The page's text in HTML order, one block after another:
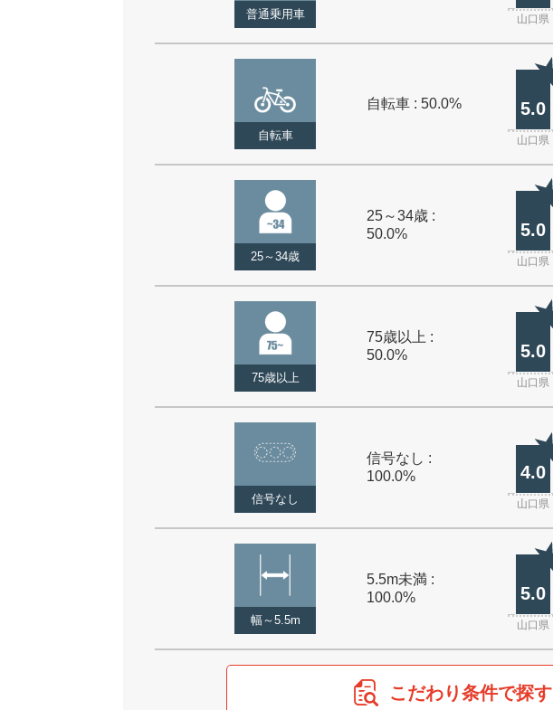
普通乗用車 山口県
自転車
自転車 : 50.0% 5.0
山口県
25～34歳
25～34歳 :
50.0%
5.0
山口県
75歳以上
75歳以上 :
50.0%
5.0
山口県
信号なし
信号なし :
100.0%
4.0
山口県
幅～5.5m
5.5m未満 :
100.0%
5.0
山口県
こだわり条件で探す